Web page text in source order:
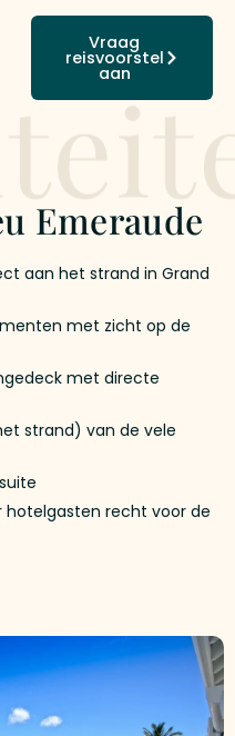
Vraag
reisvoorstel
aan
Emeraude
aan het strand in Grand
met zicht op de
met directe
strand) van de vele
hotelgasten recht voor de